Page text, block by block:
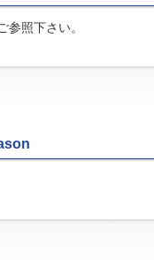
照下さい。